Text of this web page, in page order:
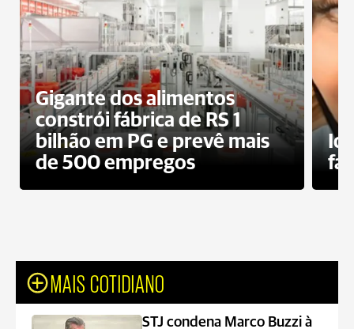
Gigante dos alimentos
constrói fábrica de RS 1
bilhão em PG e prevê mais
de 500 empregos
MAIS COTIDIANO
STJ condena Marco Buzzi à